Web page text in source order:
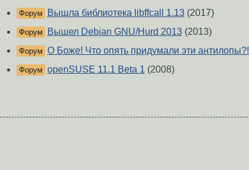
Форум Вышла библиотека libffcall 1.13(2017)
Форум Вышел Debian GNU/Hurd 2013(2013)
Форум О Боже! Что опять придумали эти антилопы?!
Форум openSUSE 11.1 Beta 1 (2008)